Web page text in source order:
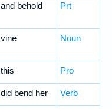
and behold Prt
vine Noun
this Pro
did bend her Verb